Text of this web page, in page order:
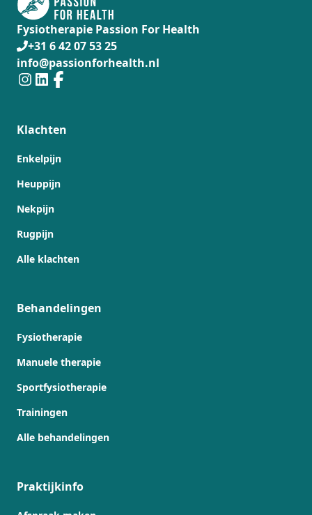
Fysiotherapie Passion For Health
+31 6 42 07 53 25
info@passionforhealth.nl
Klachten
Enkelpijn
Heuppijn
Nekpijn
Rugpijn
Alle klachten
Behandelingen
Fysiotherapie
Manuele therapie
Sportfysiotherapie
Trainingen
Alle behandelingen
Praktijkinfo